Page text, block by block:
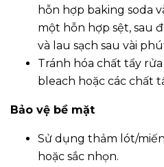
hỗn hợp baking soda
một hỗn hợp sệt, sau
và lau sạch sau vài
Tránh hóa chất tẩy
bleach hoặc các chất
Bảo vệ bề mặt
Sử dụng thảm lót/
hoặc sắc nhọn.